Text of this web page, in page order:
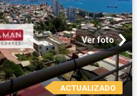
Ver foto
ACTUALIZADO